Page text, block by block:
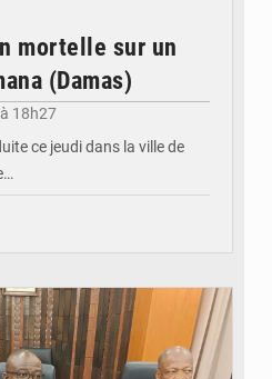
mortelle sur un
(Damas)
18h27
ce jeudi dans la ville de